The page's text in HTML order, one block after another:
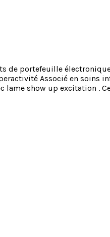
de portefeuille
Associé en soins
show up excitation .